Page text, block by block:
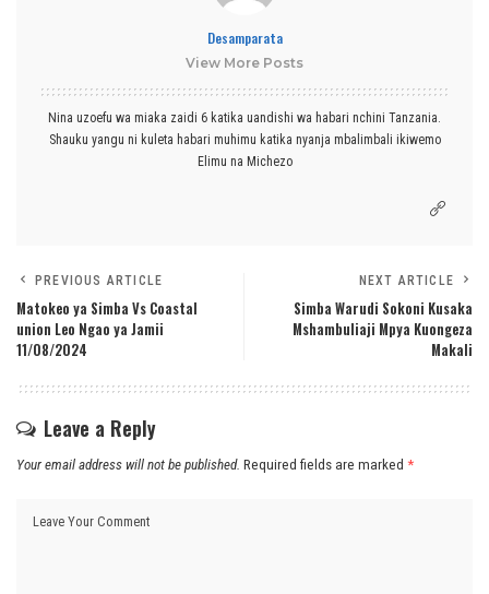
Desamparata
View More Posts
Nina uzoefu wa miaka zaidi 6 katika uandishi wa habari nchini Tanzania.
Shauku yangu ni kuleta habari muhimu katika nyanja mbalimbali ikiwemo
Elimu na Michezo
PREVIOUS ARTICLE
Matokeo ya Simba Vs Coastal
union Leo Ngao ya Jamii
11/08/2024
NEXT ARTICLE
Simba Warudi Sokoni Kusaka
Mshambuliaji Mpya Kuongeza
Makali
Leave a Reply
Your email address will not be published. Required fields are marked *